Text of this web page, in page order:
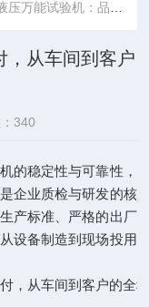
试验机：品质交付，从车间到客户的全程守护
，从车间到客户
340
的稳定性与可靠性，
企业质检与研发的核
产标准、严格的出厂
设备制造到现场投用